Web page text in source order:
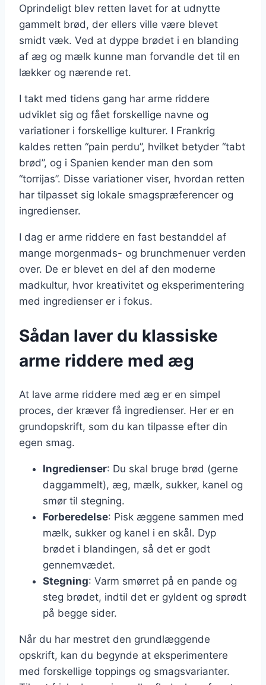
Oprindeligt blev retten lavet for at udnytte
gammelt brød, der ellers ville være blevet
smidt væk. Ved at dyppe brødet i en blanding
af æg og mælk kunne man forvandle det til en
lækker og nærende ret.
I takt med tidens gang har arme riddere
udviklet sig og fået forskellige navne og
variationer i forskellige kulturer. I Frankrig
kaldes retten “pain perdu”, hvilket betyder “tabt
brød”, og i Spanien kender man den som
“torrijas”. Disse variationer viser, hvordan retten
har tilpasset sig lokale smagspræferencer og
ingredienser.
I dag er arme riddere en fast bestanddel af
mange morgenmads- og brunchmenuer verden
over. De er blevet en del af den moderne
madkultur, hvor kreativitet og eksperimentering
med ingredienser er i fokus.
Sådan laver du klassiske
arme riddere med æg
At lave arme riddere med æg er en simpel
proces, der kræver få ingredienser. Her er en
grundopskrift, som du kan tilpasse efter din
egen smag.
Ingredienser: Du skal bruge brød (gerne
daggammelt), æg, mælk, sukker, kanel og
smør til stegning.
Forberedelse: Pisk æggene sammen med
mælk, sukker og kanel i en skål. Dyp
brødet i blandingen, så det er godt
gennemvædet.
Stegning: Varm smørret på en pande og
steg brødet, indtil det er gyldent og sprødt
på begge sider.
Når du har mestret den grundlæggende
opskrift, kan du begynde at eksperimentere
med forskellige toppings og smagsvarianter.